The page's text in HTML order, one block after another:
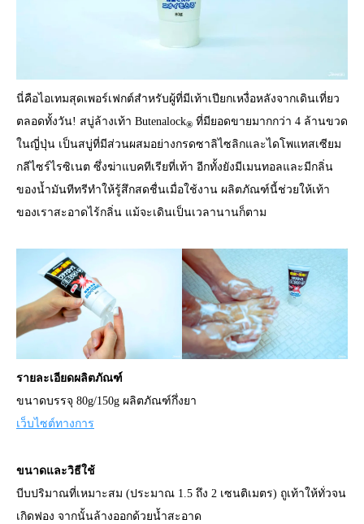
นี่คือไอเทมสุดเพอร์เฟกต์สำหรับผู้ที่มีเท้าเปียกเหงื่อหลังจากเดินเที่ยว
ตลอดทั้งวัน! สบู่ล้างเท้า Butenalock® ที่มียอดขายมากกว่า 4 ล้านขวด
ในญี่ปุ่น เป็นสบู่ที่มีส่วนผสมอย่างกรดซาลิไซลิกและไดโพแทสเซียม
กลีไซร์ไรซิเนต ซึ่งฆ่าแบคทีเรียที่เท้า อีกทั้งยังมีเมนทอลและมีกลิ่น
ของน้ำมันทีทรีทำให้รู้สึกสดชื่นเมื่อใช้งาน ผลิตภัณฑ์นี้ช่วยให้เท้า
ของเราสะอาดไร้กลิ่น แม้จะเดินเป็นเวลานานก็ตาม
รายละเอียดผลิตภัณฑ์
ขนาดบรรจุ 80g/150g ผลิตภัณฑ์กึ่งยา
เว็บไซต์ทางการ
ขนาดและวิธีใช้
บีบปริมาณที่เหมาะสม (ประมาณ 1.5 ถึง 2 เซนติเมตร) ถูเท้าให้ทั่วจน
เกิดฟอง จากนั้นล้างออกด้วยน้ำสะอาด